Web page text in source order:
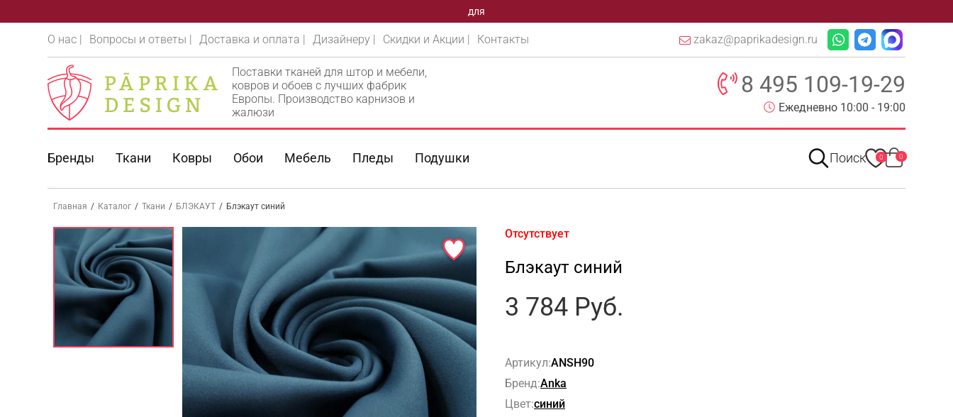
для
О нас | Вопросы и ответы | Доставка и оплата | Дизайнеру | Скидки и Акции | Контакты zakaz@paprikadesign.ru
Поставки тканей для штор и мебели,
ковров и обоев с лучших фабрик
Европы. Производство карнизов и
жалюзи
8 495 109-19-29
Ежедневно 10:00 - 19:00
Бренды Ткани Ковры Обои Мебель Пледы Подушки Поиск 0 0
Главная / Каталог / Ткани / БЛЭКАУТ / Блэкаут синий
Отсутствует
Блэкаут синий
3 784 Руб.
Артикул:ANSH90
Бренд:Anka
Цвет:синий